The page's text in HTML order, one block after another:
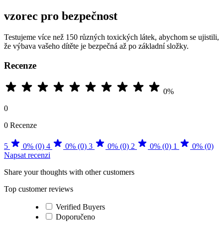
vzorec pro bezpečnost
Testujeme více než 150 různých toxických látek, abychom se ujistili,
že výbava vašeho dítěte je bezpečná až po základní složky.
Recenze
0%
0
0 Recenze
5 0% (0) 4 0% (0) 3 0% (0) 2 0% (0) 1
0% (0)
Napsat recenzi
Share your thoughts with other customers
Top customer reviews
Verified Buyers
Doporučeno